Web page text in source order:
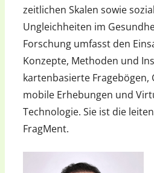
zeitlichen Skalen sowie
Ungleichheiten im
Forschung umfasst den
Konzepte, Methoden und
kartenbasierte Fragebögen,
mobile Erhebungen und
Technologie. Sie ist die
FragMent.